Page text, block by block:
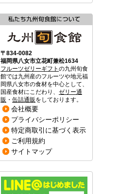
〒834-0082
福岡県八女市立花町兼松1634
フルーツゼリーギフト の九州旬食
館では九州産のフルーツや地元福
岡県八女市の食材を中心として、
国産食材にこだわり、 ゼリー通
販 ・ 缶詰通販 をしております。
会社概要
プライバシーポリシー
特定商取引に基づく表示
ご利用規約
サイトマップ